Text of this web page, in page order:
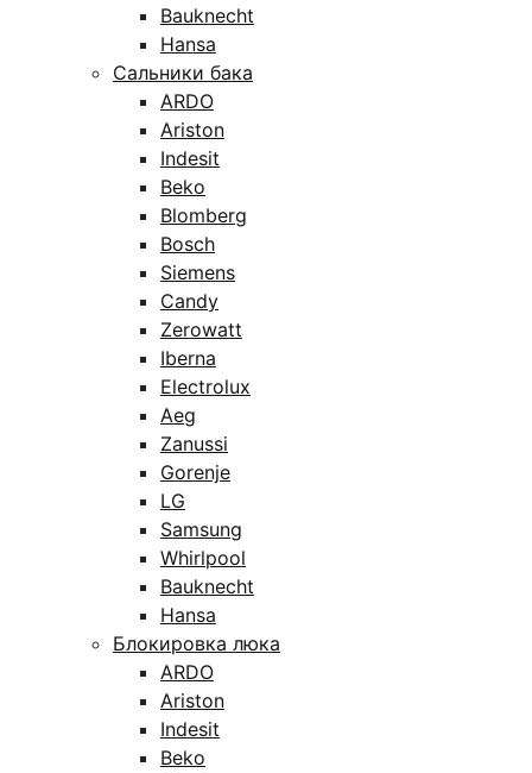
Bauknecht
Hansa
Сальники бака
ARDO
Ariston
Indesit
Beko
Blomberg
Bosch
Siemens
Candy
Zerowatt
Iberna
Electrolux
Aeg
Zanussi
Gorenje
LG
Samsung
Whirlpool
Bauknecht
Hansa
Блокировка люка
ARDO
Ariston
Indesit
Beko